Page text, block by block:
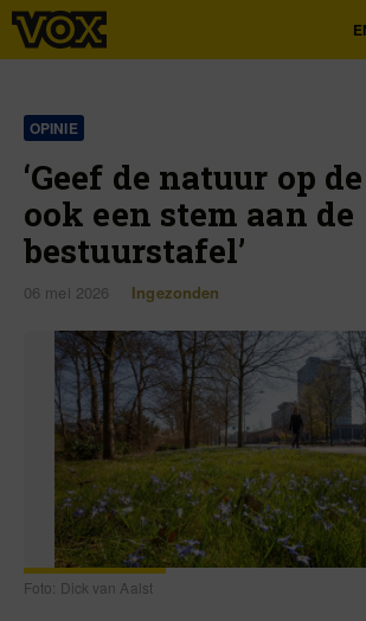
OPINIE
‘Geef de natuur op
ook een stem aan de
bestuurstafel’
06 mei 2026 Ingezonden
Foto: Dick van Aalst